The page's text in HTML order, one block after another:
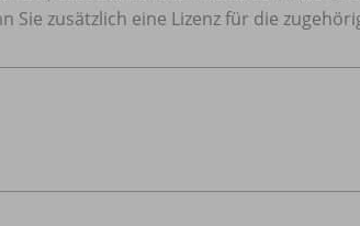
Sie zusätzlich eine Lizenz für die